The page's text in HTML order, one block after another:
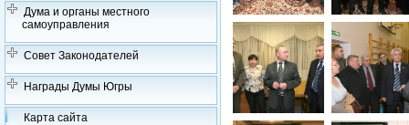
Дума и органы местного
самоуправления
Совет Законодателей
Награды Думы Югры
Карта сайта